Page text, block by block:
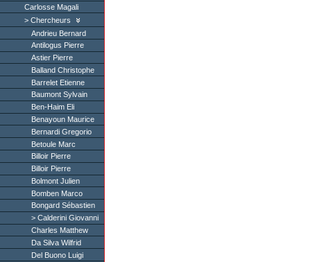
Carlosse Magali
Chercheurs
Andrieu Bernard
Antilogus Pierre
Astier Pierre
Balland Christophe
Barrelet Etienne
Baumont Sylvain
Ben-Haim Eli
Benayoun Maurice
Bernardi Gregorio
Betoule Marc
Billoir Pierre
Billoir Pierre
Bolmont Julien
Bomben Marco
Bongard Sébastien
Calderini Giovanni
Charles Matthew
Da Silva Wilfrid
Del Buono Luigi